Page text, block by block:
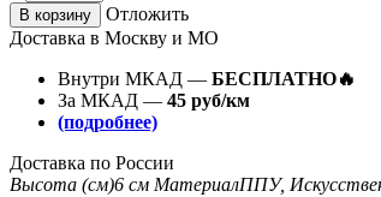
В корзину
Отложить
Доставка в Москву и МО
Внутри МКАД — БЕСПЛАТНО🔥
За МКАД — 45 руб/км
(подробнее)
Доставка по России
Высота (см)6 см МатериалППУ,